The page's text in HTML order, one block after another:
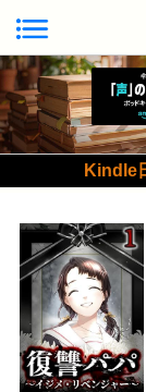
Kindle